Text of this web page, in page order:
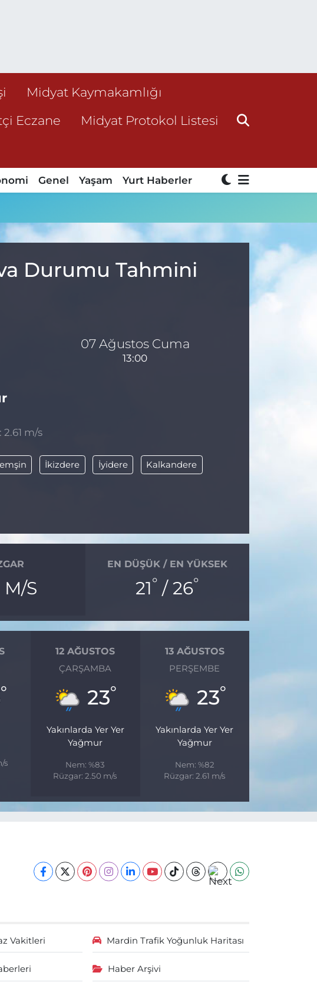
Midyat Kaymakamlığı
Eczane
Midyat Protokol Listesi
Genel Yaşam Yurt Haberler
Durumu Tahmini
07 Ağustos Cuma
13:00
2.61 m/s
İkizdere İyidere Kalkandere
M/S
EN DÜŞÜK / EN YÜKSEK
21° / 26°
°
s
12 AĞUSTOS
ÇARŞAMBA
23°
Yakınlarda Yer Yer
Yağmur
Nem: %83
Rüzgar: 2.50 m/s
13 AĞUSTOS
PERŞEMBE
23°
Yakınlarda Yer Yer
Yağmur
Nem: %82
Rüzgar: 2.61 m/s
Vakitleri Mardin Trafik Yoğunluk Haritası
Haber Arşivi